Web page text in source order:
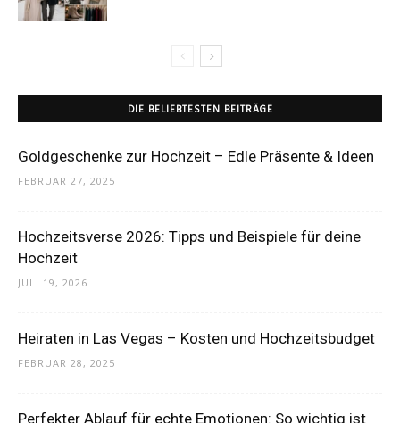
DIE BELIEBTESTEN BEITRÄGE
Goldgeschenke zur Hochzeit – Edle Präsente & Ideen
FEBRUAR 27, 2025
Hochzeitsverse 2026: Tipps und Beispiele für deine
Hochzeit
JULI 19, 2026
Heiraten in Las Vegas – Kosten und Hochzeitsbudget
FEBRUAR 28, 2025
Perfekter Ablauf für echte Emotionen: So wichtig ist